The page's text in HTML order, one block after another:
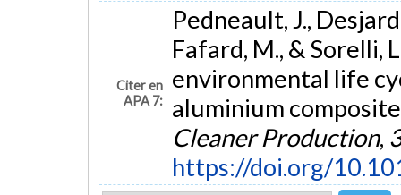
Citer en
APA 7:
Pedneault, J.,
Fafard, M., & Sorelli,
environmental life
aluminium
Cleaner Production,
https://doi.org/